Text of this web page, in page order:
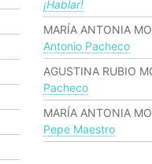
¡hablar!
MARÍA ANTONIA
Antonio Pacheco
AGUSTINA RUBIO
Pacheco
MARÍA ANTONIA
Pepe Maestro